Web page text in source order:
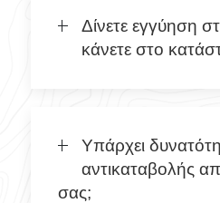
Δίνετε εγγύηση
κάνετε στο
Υπάρχει
αντικαταβολής
σας;